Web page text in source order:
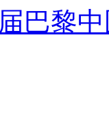
巴黎